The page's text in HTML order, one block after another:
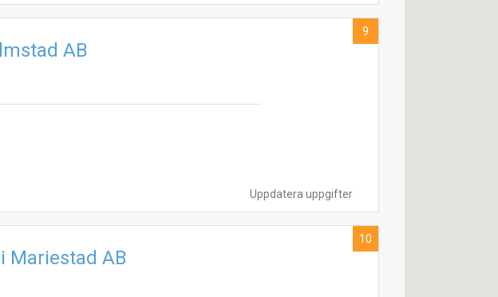
Uppdatera uppgifter
AB
9
Mariestad AB
10